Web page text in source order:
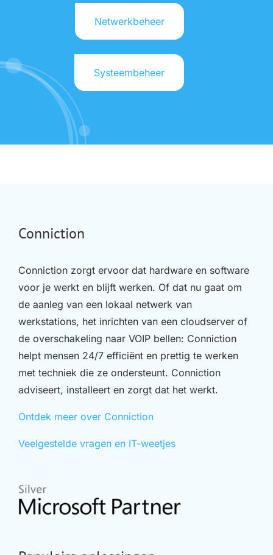
Netwerkbeheer
Systeembeheer
Conniction
Conniction zorgt ervoor dat hardware en software
voor je werkt en blijft werken. Of dat nu gaat om
de aanleg van een lokaal netwerk van
werkstations, het inrichten van een cloudserver of
de overschakeling naar VOIP bellen: Conniction
helpt mensen 24/7 efficiënt en prettig te werken
met techniek die ze ondersteunt. Conniction
adviseert, installeert en zorgt dat het werkt.
Ontdek meer over Conniction
Veelgestelde vragen en IT-weetjes